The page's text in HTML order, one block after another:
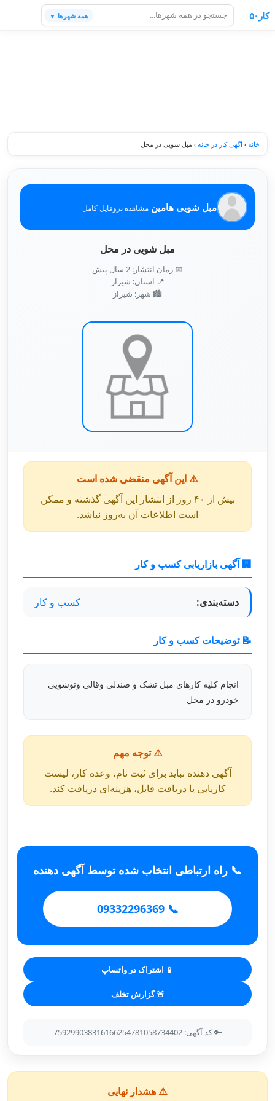
کار۵۰ همه شهرها ▼
خانه ›آگهی کار در خانه › مبل شویی در محل
مبل شویی هامین مشاهده پروفایل کامل
مبل شویی در محل
📅 زمان انتشار: 2 سال پیش
📍 استان: شیراز
🏙️ شهر: شیراز
⚠️ این آگهی منقضی شده است
بیش از ۴۰ روز از انتشار این آگهی گذشته و ممکن
است اطلاعات آن به‌روز نباشد.
🏢 آگهی بازاریابی کسب و کار
دسته‌بندی: کسب و کار
📝 توضیحات کسب و کار
انجام کلیه کارهای مبل تشک و صندلی وقالی وتوشویی
خودرو در محل
⚠️ توجه مهم
آگهی دهنده نباید برای ثبت نام، وعده کار، لیست
کاریابی یا دریافت فایل، هزینه‌ای دریافت کند.
📞 راه ارتباطی انتخاب شده توسط آگهی دهنده
📞 09332296369
📱 اشتراک در واتساپ
🚨 گزارش تخلف
🔑 کد آگهی: 759299038316166254781058734402
⚠️ هشدار نهایی